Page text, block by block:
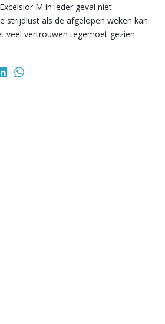
M in ieder geval niet
strijdlust als de afgelopen weken kan
veel vertrouwen tegemoet gezien